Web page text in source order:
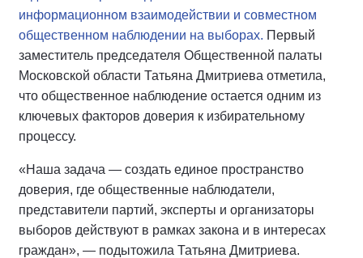
информационном взаимодействии и совместном
общественном наблюдении на выборах. Первый
заместитель председателя Общественной палаты
Московской области Татьяна Дмитриева отметила,
что общественное наблюдение остается одним из
ключевых факторов доверия к избирательному
процессу.
«Наша задача — создать единое пространство
доверия, где общественные наблюдатели,
представители партий, эксперты и организаторы
выборов действуют в рамках закона и в интересах
граждан», — подытожила Татьяна Дмитриева.